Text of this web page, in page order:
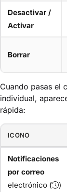
Desactivar /
Activar
Borrar
Cuando pasas el
individual,
rápida:
ICONO
Notificaciones
por correo
electrónico (
)